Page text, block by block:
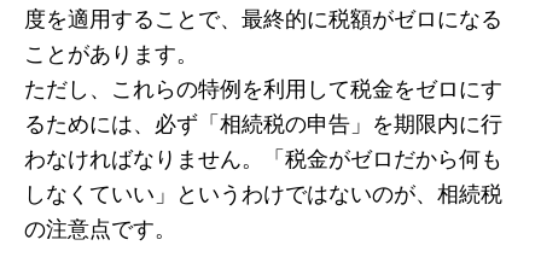
度を適用することで、最終的に税額がゼロになる
ことがあります。
ただし、これらの特例を利用して税金をゼロにす
るためには、必ず「相続税の申告」を期限内に行
わなければなりません。「税金がゼロだから何も
しなくていい」というわけではないのが、相続税
の注意点です。